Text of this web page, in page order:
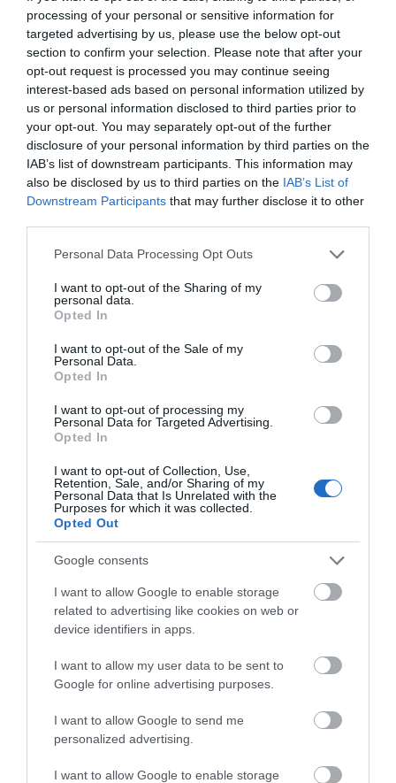
processing of your personal or sensitive information for
targeted advertising by us, please use the below opt-out
section to confirm your selection. Please note that after your
opt-out request is processed you may continue seeing
interest-based ads based on personal information utilized by
us or personal information disclosed to third parties prior to
your opt-out. You may separately opt-out of the further
disclosure of your personal information by third parties on the
IAB’s list of downstream participants. This information may
also be disclosed by us to third parties on the IAB’s List of
Downstream Participants that may further disclose it to other
Please note that this website/app uses one or more Google
not limited to your visit or usage behaviour. You may click to
grant or deny consent to Google and its third-party tags to
use your data for below specified purposes in below Google
consent section.
Personal Data Processing Opt Outs
I want to opt-out of the Sharing of my
personal data.
Opted In
I want to opt-out of the Sale of my
Personal Data.
Opted In
I want to opt-out of processing my
Personal Data for Targeted Advertising.
Opted In
I want to opt-out of Collection, Use,
Retention, Sale, and/or Sharing of my
Personal Data that Is Unrelated with the
Purposes for which it was collected.
Opted Out
Google consents
I want to allow Google to enable storage
related to advertising like cookies on web or
device identifiers in apps.
I want to allow my user data to be sent to
Google for online advertising purposes.
I want to allow Google to send me
personalized advertising.
I want to allow Google to enable storage
Καύσωνας και πολλά μποφόρ
αύριο στην Εύβοια! Συνεδρίασε η
επιτροπή εκτίμησης κινδύνου
08.08.2026 | 12:00
Εύβοια: Οι ισχυροί άνεμοι
έσπασαν μεγάλο πεύκο σε αυλή
εκκλησίας
08.08.2026 | 11:40
Εύβοια: Αποκαταστάθηκε το
επέμβαση της CP COMPANY Ε.Ε.
καταγγέλλοντας
κλειστό σύστημα
αποφάσεων
έγκλημα διαρκές και
συνεχιζόμενο
myAGRO – Τι δήλωσε
μέτρα ενίσχυσης των
πυρόπληκτων